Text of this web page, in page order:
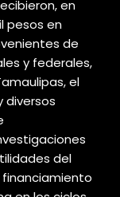
en
pesos en
de
y federales,
el
diversos
del